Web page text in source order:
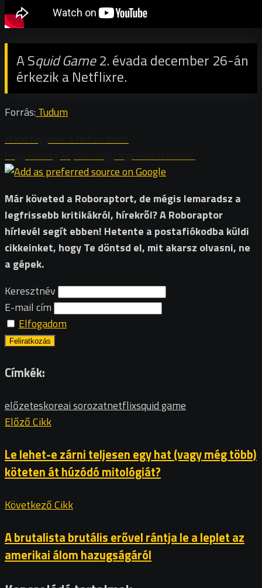
A Squid Game2. évada december 26-án
érkezik a Netflixre.
Forrás: Tudum
Már követed a Roboraptort, de mégis lemaradsz a
legfrissebb kritikákról, hírekről? A Roboraptor
hírlevél segít ebben! Hetente a postafiókodba küldi
cikkeinket, hogy Te döntsd el, mit akarsz olvasni, ne
a gépek.
Keresztnév
E-mail cím
Elfogadom
Címkék:
előzeteskoreai sorozatnetflixsquid game
Előző Cikk
Le lehet-e zárni teljesen egy hat (vagy még több)
köteten át húzódó mitológiát?
Következő Cikk
A brutalista brutális erővel rántja le a leplet az
amerikai álom hazugságáról